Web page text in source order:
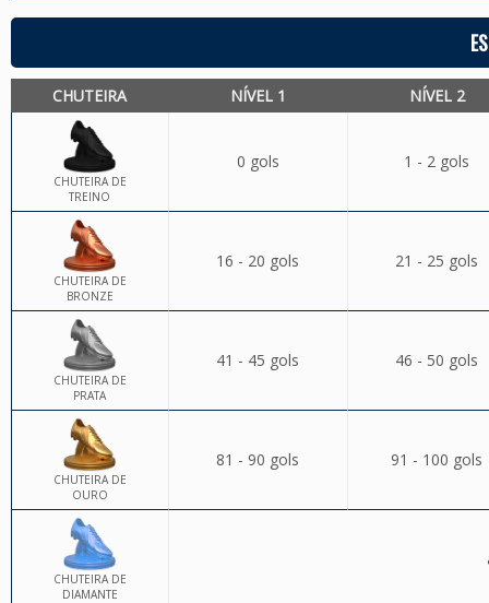
CHUTEIRA NÍVEL 1 NÍVEL 2
CHUTEIRA DE
TREINO
0 gols 1 - 2 gols
CHUTEIRA DE
BRONZE
16 - 20 gols 21 - 25 gols
CHUTEIRA DE
PRATA
41 - 45 gols 46 - 50 gols
CHUTEIRA DE
OURO
81 - 90 gols 91 - 100 gols
CHUTEIRA DE
DIAMANTE